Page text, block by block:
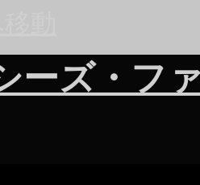
ーズ・フ